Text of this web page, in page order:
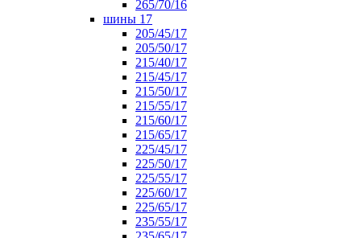
265/70/16
шины 17
205/45/17
205/50/17
215/40/17
215/45/17
215/50/17
215/55/17
215/60/17
215/65/17
225/45/17
225/50/17
225/55/17
225/60/17
225/65/17
235/55/17